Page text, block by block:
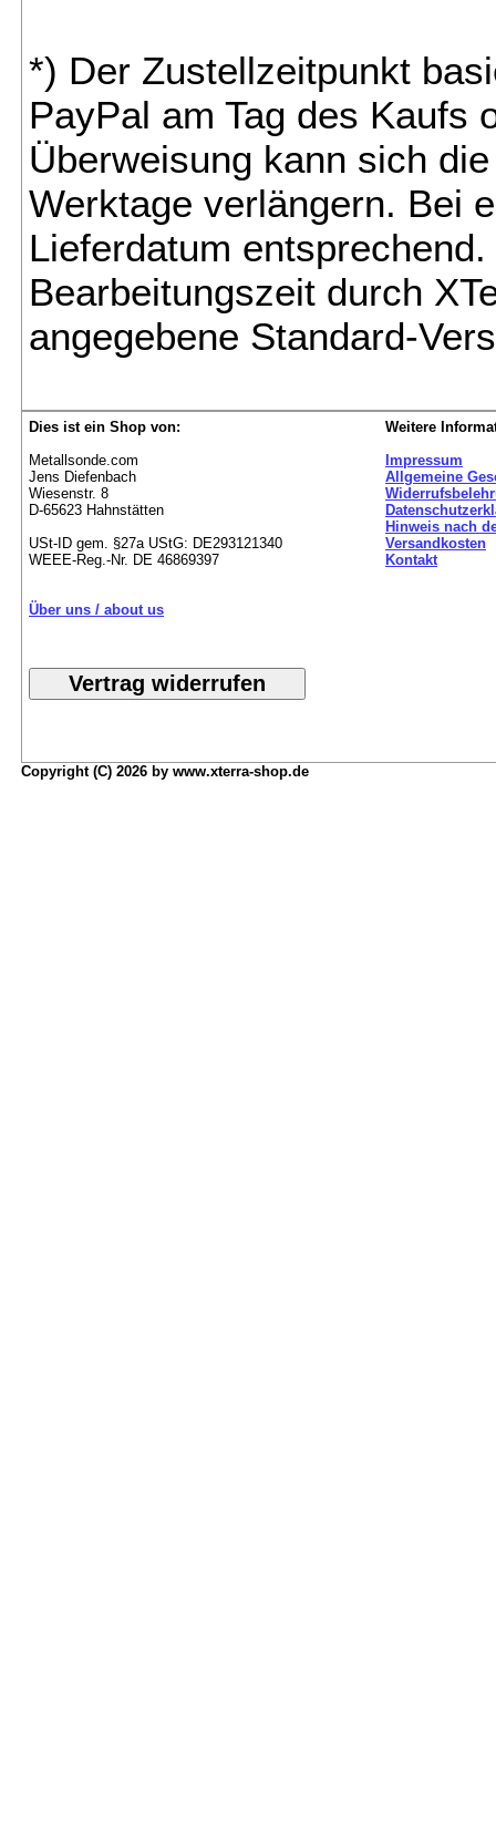
*) Der Zustellzeitpunkt
PayPal am Tag des Kaufs
Überweisung kann sich
Werktage verlängern. Bei
Lieferdatum
Bearbeitungszeit durch
angegebene Standard-
Dies ist ein Shop von:
Metallsonde.com
Jens Diefenbach
Wiesenstr. 8
D-65623 Hahnstätten
USt-ID gem. §27a UStG: DE293121340
WEEE-Reg.-Nr. DE 46869397
Über uns / about us
Weitere
Impressum
Allgemeine
Hinweis nach
Versandkosten
Kontakt
Copyright (C) 2026 by www.xterra-shop.de